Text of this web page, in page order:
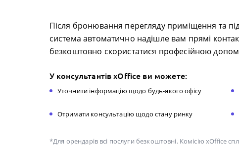
Після бронювання перегляду приміщення та
система автоматично надішле вам прямі
безкоштовно скористатися професійною
У консультантів xOffice ви можете:
Уточнити інформацію щодо будь-якого офісу
Отримати консультацію щодо стану ринку
*Для орендарів всі послуги безкоштовні. Комісію xOffice